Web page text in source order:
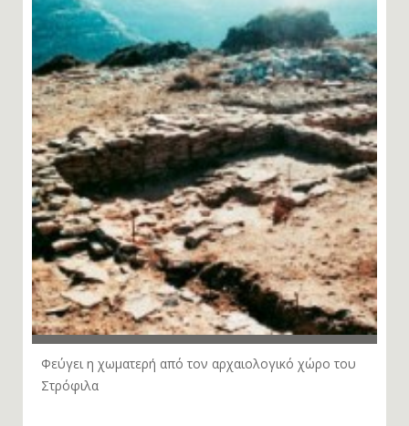
Φεύγει η χωματερή από τον αρχαιολογικό χώρο του
Στρόφιλα